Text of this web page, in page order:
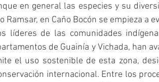
en general las especies y su
Ramsar, en Caño Bocón se empieza a
líderes de las comunidades
de Guainía y Vichada, han
el uso sostenible de esta zona,
internacional. Entre los